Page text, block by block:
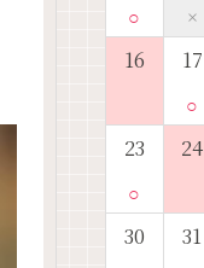
○ ×
16 17
○
23
○
24
30 31